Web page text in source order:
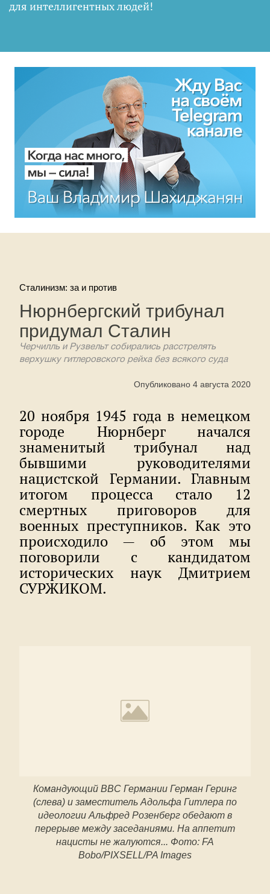
для интеллигентных людей!
Сталинизм: за и против
Нюрнбергский трибунал
придумал Сталин
Черчилль и Рузвельт собирались расстрелять
верхушку гитлеровского рейха без всякого суда
Опубликовано 4 августа 2020
20 ноября 1945 года в немецком
городе Нюрнберг начался
знаменитый трибунал над
бывшими руководителями
нацистской Германии. Главным
итогом процесса стало 12
смертных приговоров для
военных преступников. Как это
происходило — об этом мы
поговорили с кандидатом
исторических наук Дмитрием
СУРЖИКОМ.
Командующий ВВС Германии Герман Геринг
(слева) и заместитель Адольфа Гитлера по
идеологии Альфред Розенберг обедают в
перерыве между заседаниями. На аппетит
нацисты не жалуются... Фото: FA
Bobo/PIXSELL/PA Images